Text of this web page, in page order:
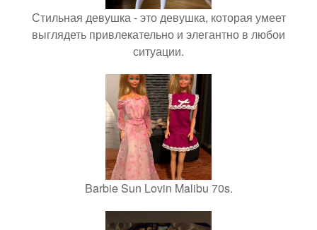
Стильная девушка - это девушка, которая умеет
выглядеть привлекательно и элегантно в любои
ситуации.
Barbie Sun Lovin Malibu 70s.